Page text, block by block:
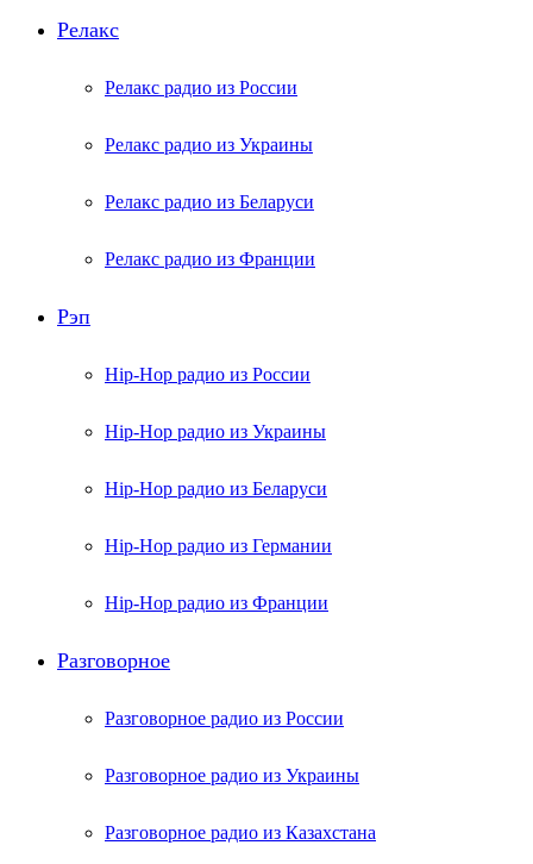
Релакс
Релакс радио из России
Релакс радио из Украины
Релакс радио из Беларуси
Релакс радио из Франции
Рэп
Hip-Hop радио из России
Hip-Hop радио из Украины
Hip-Hop радио из Беларуси
Hip-Hop радио из Германии
Hip-Hop радио из Франции
Разговорное
Разговорное радио из России
Разговорное радио из Украины
Разговорное радио из Казахстана